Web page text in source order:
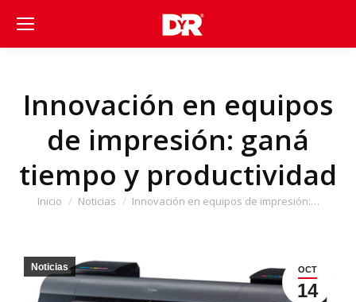
Innovación en equipos
de impresión: ganá
tiempo y productividad
Estás aquí:
Inicio Noticias Innovación en equipos de impresión:…
OCT
14
Noticias